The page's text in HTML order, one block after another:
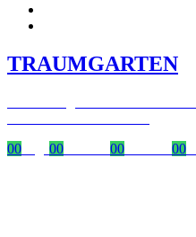
TRAUMGARTEN
00
00 00 00